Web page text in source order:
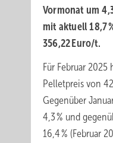
Vor­mo­nat um
mit ak­tu­ell 18,7
356,22 Euro/t.
Für Februar
Pelletpreis von
Gegenüber
4,3 % und
16,4 % (Februar